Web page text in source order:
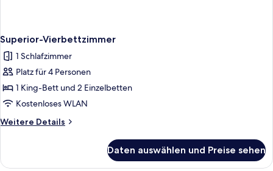
Superior-Vierbettzimmer
1 Schlafzimmer
Platz für 4 Personen
1 King-Bett und 2 Einzelbetten
Kostenloses WLAN
Weitere Details
Weitere
Vierbettzimmer
Daten auswählen und Preise sehen